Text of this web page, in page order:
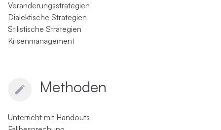
Veränderungsstrategien
Dialektische Strategien
Stilistische Strategien
Krisenmanagement
Methoden
Unterricht mit Handouts